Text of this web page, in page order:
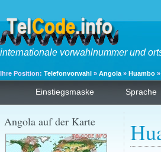
internationale vorwahlnummer und
Ihre Position: Telefonvorwahl » Angola » Huambo »
Einstiegsmaske Sprache
Angola auf der Karte